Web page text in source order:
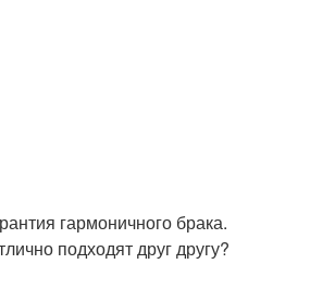
гармоничного брака.
подходят друг другу?